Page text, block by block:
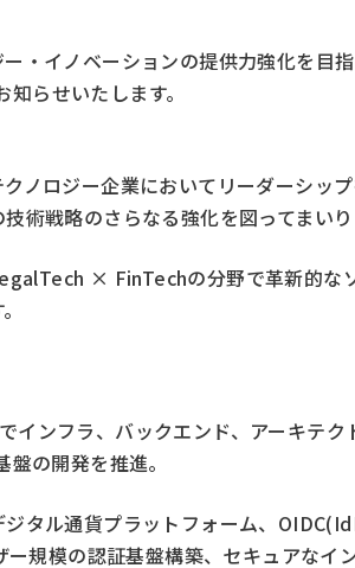
・イノベーションの提供力強化を
らせいたします。
ノロジー企業においてリーダーシッ
術戦略のさらなる強化を図ってまいり
× FinTechの分野で革新的な
ンフラ、バックエンド、アーキテ
の開発を推進。
タル通貨プラットフォーム、
規模の認証基盤構築、セキュアなイ